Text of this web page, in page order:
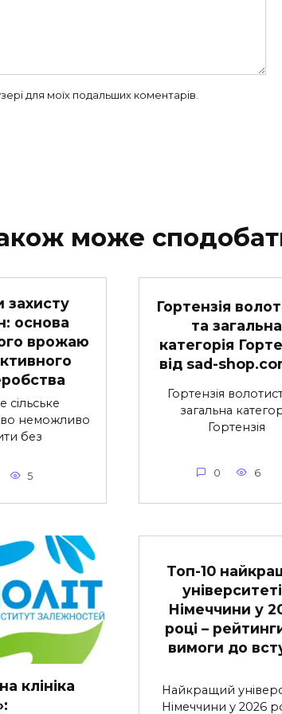
для моїх подальших коментарів.
може
захисту
основа
врожаю
сільське
неможливо
без
5
Гортензія
та загальна
категорія
від sad-
Гортензія
загальна
Гортензія
0 6
клініка
Топ-10
Німеччини у
році –
вимоги до
Найкращий
Німеччини у 2026